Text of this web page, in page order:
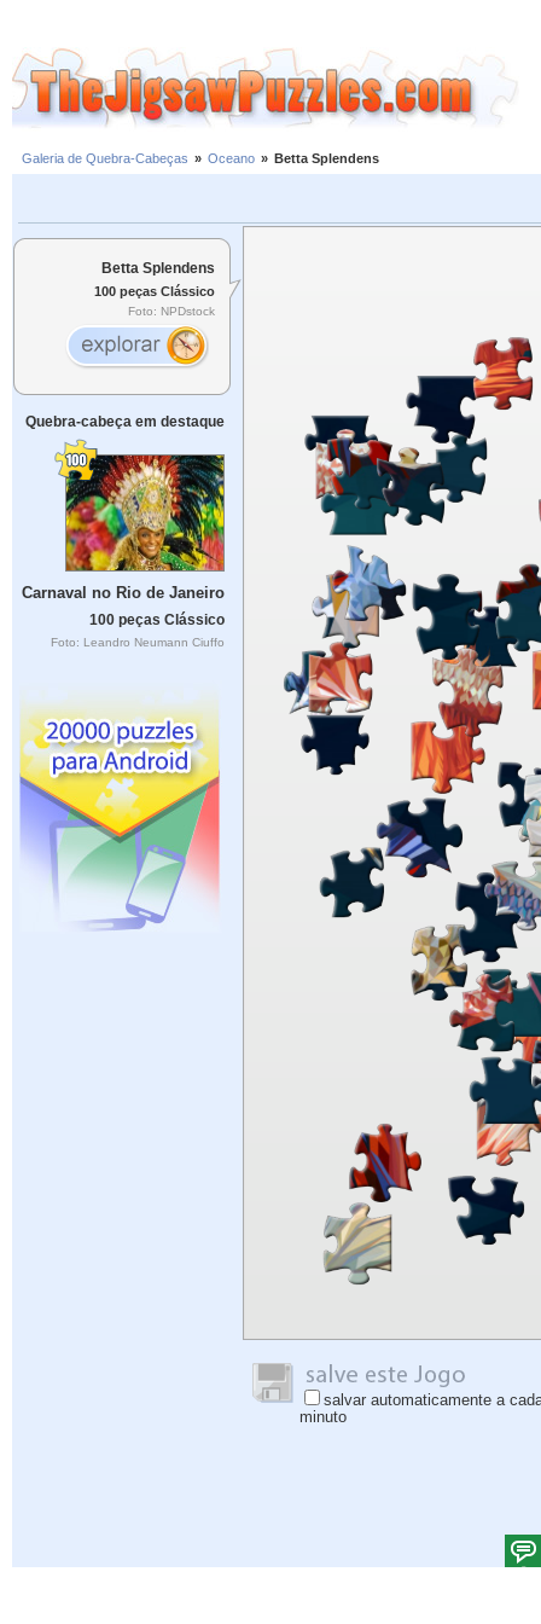
Galeria de Quebra-Cabeças » Oceano » Betta Splendens
Betta Splendens
100 peças Clássico
Foto: NPDstock
Quebra-cabeça em destaque
Carnaval no Rio de Janeiro
100 peças Clássico
Foto: Leandro Neumann Ciuffo
salvar automaticamente a
minuto